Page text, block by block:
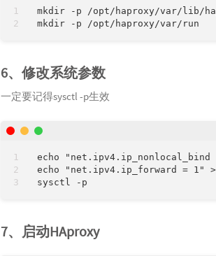
mkdir -p /opt/haproxy/var/lib/
6、修改系统参数
一定要记得sysctl -p生效
echo
echo "net.ipv4.ip_forward = 1"
7、启动HAproxy